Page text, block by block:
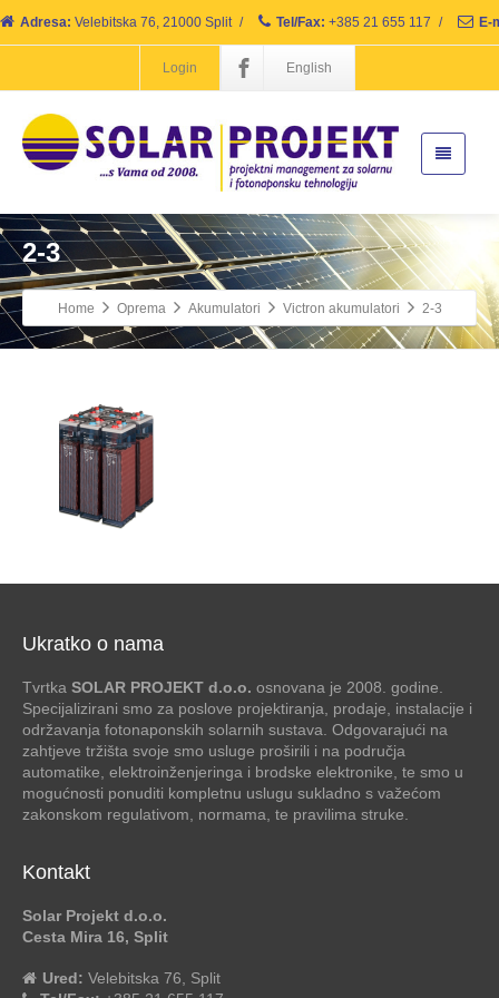
Adresa: Velebitska 76, 21000 Split / Tel/Fax: +385 21 655 117 / E-
Login English
2-3
Home Oprema Akumulatori Victron akumulatori 2-3
Ukratko o nama
Tvrtka SOLAR PROJEKT d.o.o. osnovana je 2008. godine.
Specijalizirani smo za poslove projektiranja, prodaje, instalacije i
održavanja fotonaponskih solarnih sustava. Odgovarajući na
zahtjeve tržišta svoje smo usluge proširili i na područja
automatike, elektroinženjeringa i brodske elektronike, te smo u
mogućnosti ponuditi kompletnu uslugu sukladno s važećom
zakonskom regulativom, normama, te pravilima struke.
Kontakt
Solar Projekt d.o.o.
Cesta Mira 16, Split
Ured: Velebitska 76, Split